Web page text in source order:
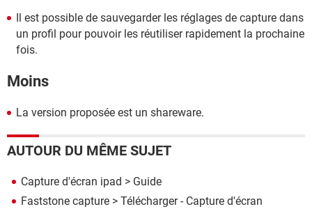
Il est possible de sauvegarder les réglages de capture dans
un profil pour pouvoir les réutiliser rapidement la prochaine
fois.
Moins
La version proposée est un shareware.
AUTOUR DU MÊME SUJET
Capture d'écran ipad > Guide
Faststone capture > Télécharger - Capture d'écran